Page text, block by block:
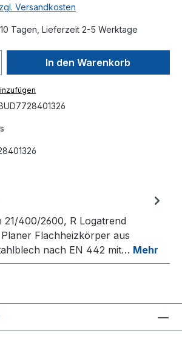
Versandkosten
Tagen, Lieferzeit 2-5 Werktage
In den Warenkorb
21/400/2600, R Logatrend
Flachheizkörper aus
nach EN 442 mit… Mehr